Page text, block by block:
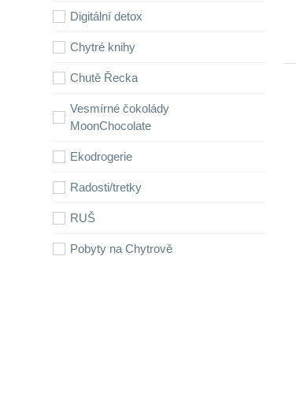
Digitální detox
Chytré knihy
Chutě Řecka
Vesmírné čokolády
MoonChocolate
Ekodrogerie
Radosti/tretky
RUŠ
Pobyty na Chytrově